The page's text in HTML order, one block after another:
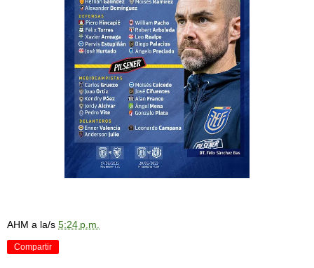
AHM a la/s 5:24 p.m.
Compartir